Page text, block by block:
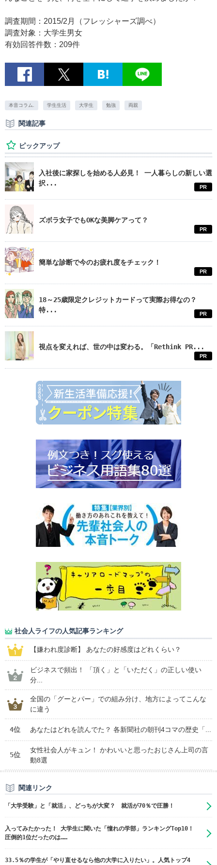
調査期間：2015/2月（フレッシャーズ調べ）
調査対象：大学生男女
有効回答件数：209件
本音コラム. 学生生活 大学生 勉強 両親
関連記事
ピックアップ
入社後に家探しを始める人必見！ 一人暮らしの新しい選
択...
PR
ズボラ女子でもOKな美脚ケアって？
PR
簡単な診断で今のお疲れ度をチェック！
PR
18～25歳限定クレジットカードって実際お得なの？
特...
PR
視点を変えれば、世の中は変わる。「Rethink PR...
PR
社会人ライフの人気記事ランキング
【嫌われ度診断】 あなたの好感度はどれくらい？
ビジネスで頻出！ 「頂く」と「いただく」の正しい使い
分...
全国の「グーとパー」での組み分け、地方によってこんな
に違う
4位 あなたはどれを読んでた？ 各新聞社の朝刊4コマの歴史「...
5位
女性社会人がキュン！ かわいいと思ったおじさん上司の言
動8選
関連リンク
「大学受験」と「就活」、どっちが大変？ 就活が70％で圧勝！
入ってみたかった！ 大学生に聞いた「憧れの学部」ランキングTop10！
圧倒的1位だったのは……
33.5％の学生が「やり直せるなら他の大学に入りたい」。人気トップ4